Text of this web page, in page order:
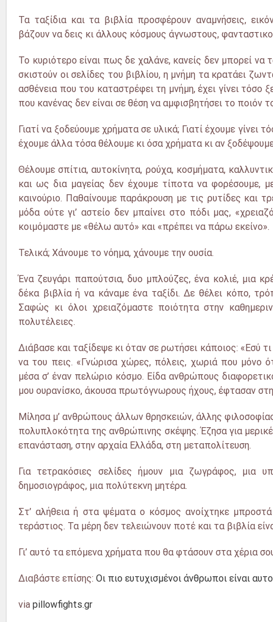
Τα ταξίδια και τα βιβλία προσφέρουν αναμνήσεις,
βάζουν να δεις κι άλλους κόσμους άγνωστους,
Το κυριότερο είναι πως δε χαλάνε, κανείς δεν μπορεί να
σκιστούν οι σελίδες του βιβλίου, η μνήμη τα κρατάει
ασθένεια που του καταστρέφει τη μνήμη, έχει γίνει
που κανένας δεν είναι σε θέση να αμφισβητήσει το ποιόν
Γιατί να ξοδεύουμε χρήματα σε υλικά; Γιατί έχουμε
έχουμε άλλα τόσα θέλουμε κι όσα χρήματα κι αν
Θέλουμε σπίτια, αυτοκίνητα, ρούχα, κοσμήματα,
και ως δια μαγείας δεν έχουμε τίποτα να φορέσουμε,
καινούριο. Παθαίνουμε παράκρουση με τις ρυτίδες και
μόδα ούτε γι’ αστείο δεν μπαίνει στο πόδι μας,
κοιμόμαστε με «θέλω αυτό» και «πρέπει να πάρω εκείνο».
Τελικά; Χάνουμε το νόημα, χάνουμε την ουσία.
Ένα ζευγάρι παπούτσια, δυο μπλούζες, ένα κολιέ, μια
δέκα βιβλία ή να κάναμε ένα ταξίδι. Δε θέλει κόπο,
Σαφώς κι όλοι χρειαζόμαστε ποιότητα στην
πολυτέλειες.
Διάβασε και ταξίδεψε κι όταν σε ρωτήσει κάποιος: «Εσύ
να του πεις. «Γνώρισα χώρες, πόλεις, χωριά που μόνο
μέσα σ’ έναν πελώριο κόσμο. Είδα ανθρώπους
μου ουρανίσκο, άκουσα πρωτόγνωρους ήχους, έφτασαν
Μίλησα μ’ ανθρώπους άλλων θρησκειών, άλλης
πολυπλοκότητα της ανθρώπινης σκέψης. Έζησα για
επανάσταση, στην αρχαία Ελλάδα, στη μεταπολίτευση.
Για τετρακόσιες σελίδες ήμουν μια ζωγράφος, μια
δημοσιογράφος, μια πολύτεκνη μητέρα.
Στ’ αλήθεια ή στα ψέματα ο κόσμος ανοίχτηκε
τεράστιος. Τα μέρη δεν τελειώνουν ποτέ και τα βιβλία
Γι’ αυτό τα επόμενα χρήματα που θα φτάσουν στα χέρια
Διαβάστε επίσης: Οι πιο ευτυχισμένοι άνθρωποι είναι
via pillowfights.gr